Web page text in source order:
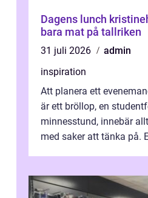
Dagens lunch kristinehamn
bara mat på tallriken
31 juli 2026
admin
inspiration
Att planera ett
är ett bröllop, en
minnesstund, innebär
med saker att tänka på.